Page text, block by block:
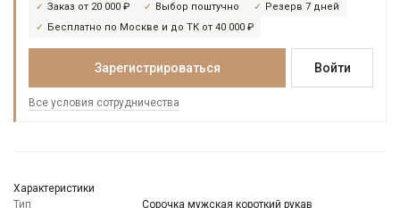
Заказ от 20 000 ₽ Выбор поштучно
Резерв 7 дней
Бесплатно по Москве и до ТК от 40 000 ₽
Зарегистрироваться Войти
Все условия сотрудничества
Характеристики
Тип
Сорочка мужская короткий рукав